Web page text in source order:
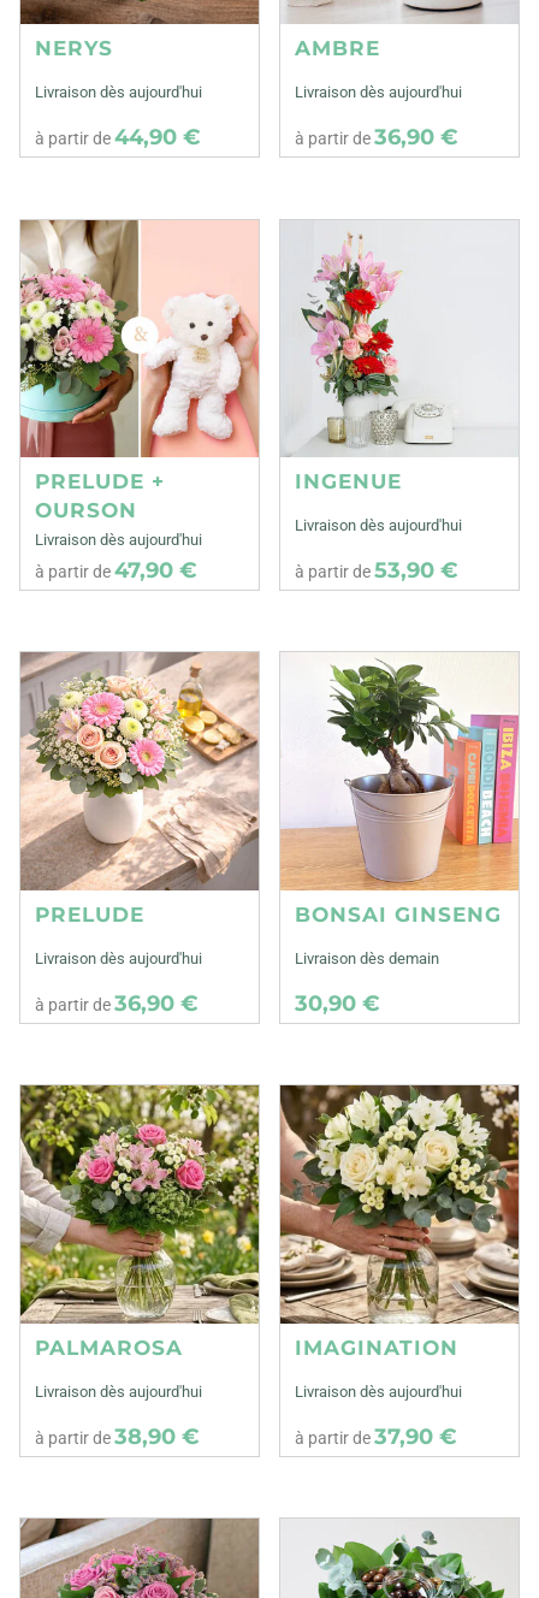
NERYS
Livraison dès aujourd'hui
à partir de44,90 €
AMBRE
Livraison dès aujourd'hui
à partir de36,90 €
PRELUDE +
OURSON
Livraison dès aujourd'hui
à partir de47,90 €
INGENUE
Livraison dès aujourd'hui
à partir de53,90 €
PRELUDE
Livraison dès aujourd'hui
à partir de36,90 €
BONSAI GINSENG
Livraison dès demain
30,90 €
PALMAROSA
Livraison dès aujourd'hui
à partir de38,90 €
IMAGINATION
Livraison dès aujourd'hui
à partir de37,90 €